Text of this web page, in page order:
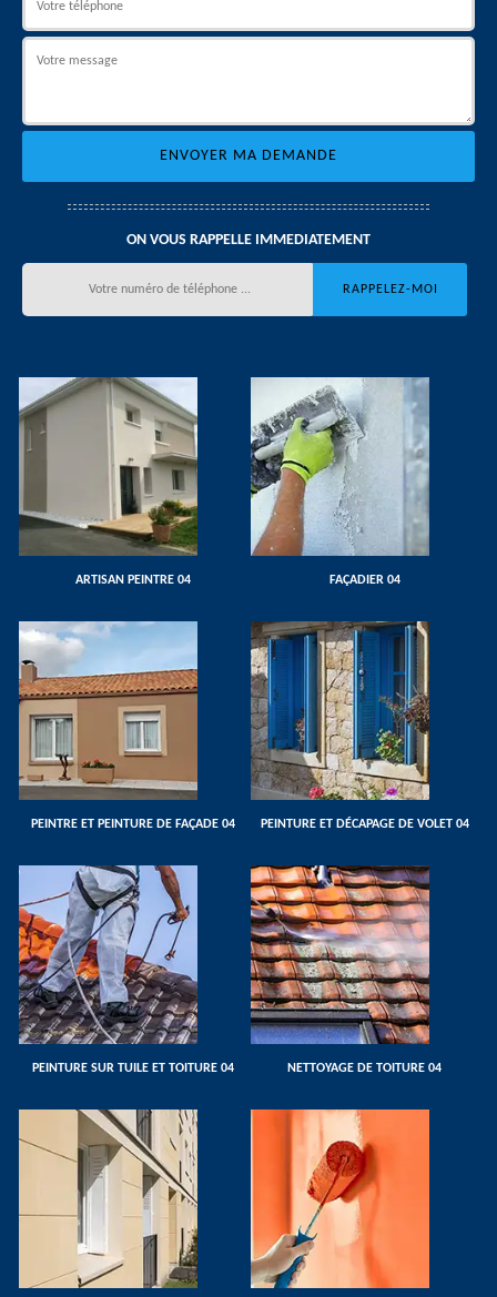
ON VOUS RAPPELLE IMMEDIATEMENT
ARTISAN PEINTRE 04 FAÇADIER 04
PEINTRE ET PEINTURE DE FAÇADE 04 PEINTURE ET DÉCAPAGE DE VOLET 04
PEINTURE SUR TUILE ET TOITURE 04 NETTOYAGE DE TOITURE 04